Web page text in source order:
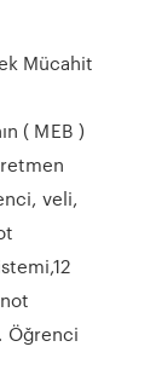
Mücahit
( MEB )
veli,
Öğrenci